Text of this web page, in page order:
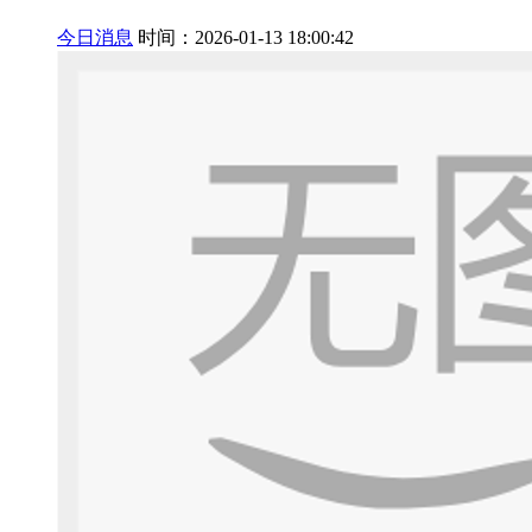
今日消息 时间：2026-01-13 18:00:42